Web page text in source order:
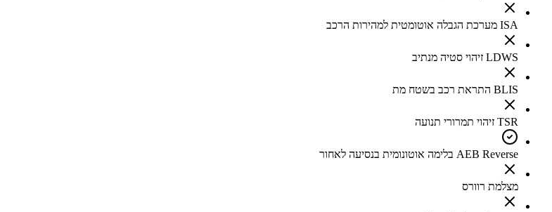
ISA מערכת הגבלה אוטומטית למהירות הרכב
LDWS זיהוי סטיה מנתיב
BLIS התראת רכב בשטח מת
TSR זיהוי תמרורי תנועה
AEB Reverse בלימה אוטונומית בנסיעה לאחור
מצלמת רוורס